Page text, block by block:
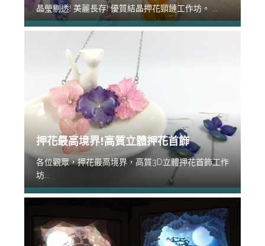
晶瑩剔透! 美麗長存! 優質結晶押花頸鏈工作坊。 ...
押花最高境界!高質立體押花首飾
各位觀眾，押花最高境界，高質3D立體押花首飾工作
坊...